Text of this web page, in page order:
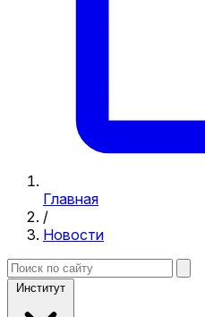
Главная
/
Новости
Институт